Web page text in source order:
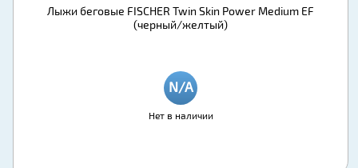
Лыжи беговые FISCHER Twin Skin Pоwer Medium EF
(черный/желтый)
Нет в наличии